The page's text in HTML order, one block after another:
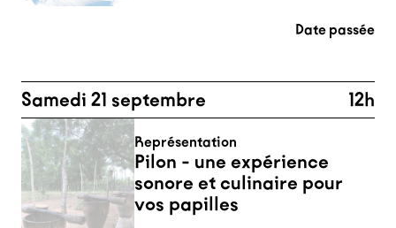
Date passée
Samedi 21 septembre 12h
Représentation
Pilon - une expérience
sonore et culinaire pour
vos papilles